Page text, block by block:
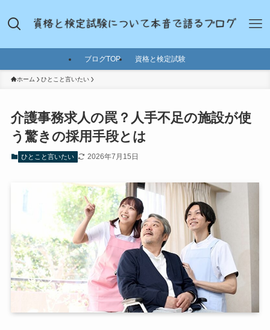
ブログTOP 資格と検定試験
ホーム ひとこと言いたい
介護事務求人の罠？人手不足の施設が使
う驚きの採用手段とは
ひとこと言いたい 2026年7月15日